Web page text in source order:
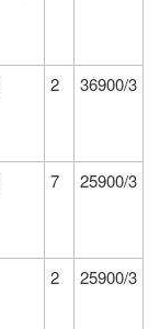
2 36900/3
7 25900/3
2 25900/3